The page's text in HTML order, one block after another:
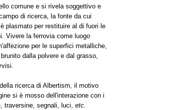
comune e si rivela soggettivo e
di ricerca, la fonte da cui
plasmato per restituire al di fuori le
Vivere la ferrovia come luogo
per le superfici metalliche,
dalla polvere e dal grasso,
ricerca di Albertism, il motivo
si è mosso dell'interazione con i
traversine, segnali, luci, etc.